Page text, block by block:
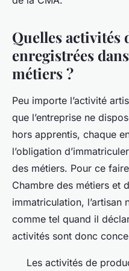
Quelles activités
enregistrées
métiers ?
Peu importe l’activité
que l’entreprise ne
hors apprentis, chaque
l’obligation
des métiers. Pour ce
Chambre des métiers et
immatriculation, l’artisan
comme tel quand il
activités sont donc
Les activités de